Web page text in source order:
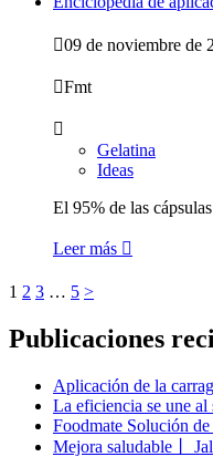
09 de noviembre de
Fmt

Gelatina
Ideas
El 95% de las
Leer más 
1 2 3 … 5 >
Publicaciones
Aplicación de la
La eficiencia se une
Foodmate Solución
Mejora saludable丨